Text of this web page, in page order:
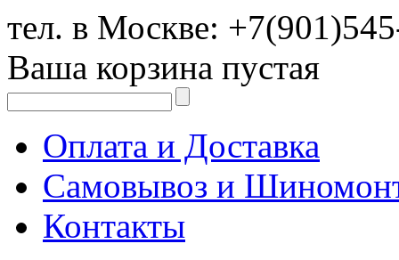
тел. в Москве:
Ваша корзина пустая
Оплата и Доставка
Самовывоз и
Контакты